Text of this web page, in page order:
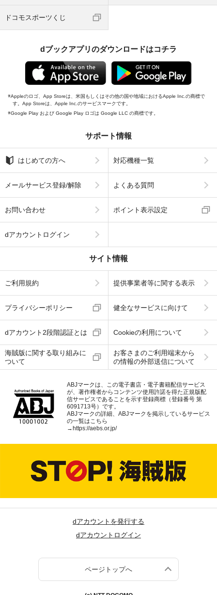
ドコモスポーツくじ
dブックアプリのダウンロードはコチラ
Appleのロゴ、App Storeは、米国もしくはその他の国や地域におけるApple Inc.の商標で
す。App Storeは、Apple Inc.のサービスマークです。
Google Play および Google Play ロゴは Google LLC の商標です。
サポート情報
はじめての方へ 対応機種一覧
メールサービス登録/解除 よくある質問
お問い合わせ ポイント表示設定
dアカウントログイン
サイト情報
ご利用規約 提供事業者等に関する表示
プライバシーポリシー 健全なサービスに向けて
dアカウント2段階認証とは Cookieの利用について
海賊版に関する取り組みに
ついて
お客さまのご利用端末から
の情報の外部送信について
ABJマークは、この電子書店・電子書籍配信サービス
が、著作権者からコンテンツ使用許諾を得た正規版配
信サービスであることを示す登録商標（登録番号 第
6091713号）です。
ABJマークの詳細、ABJマークを掲示しているサービス
の一覧はこちら
→ https://aebs.or.jp/
dアカウントを発行する
dアカウントログイン
ページトップへ